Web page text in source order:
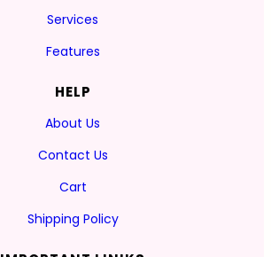
Services
Features
HELP
About Us
Contact Us
Cart
Shipping Policy